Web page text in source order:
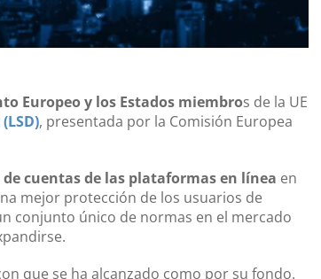
Europeo y los Estados miembros de la UE
, presentada por la Comisión Europea
cuentas de las plataformas en línea en
mejor protección de los usuarios de
conjunto único de normas en el mercado
que se ha alcanzado como por su fondo.